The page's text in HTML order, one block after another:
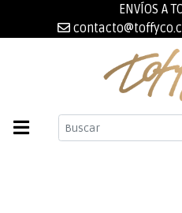
ENVÍOS A